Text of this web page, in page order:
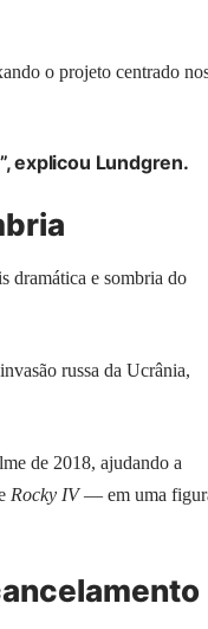
o projeto centrado
explicou Lundgren.
dramática e sombria do
russa da Ucrânia,
de 2018, ajudando a
Rocky IV— em uma